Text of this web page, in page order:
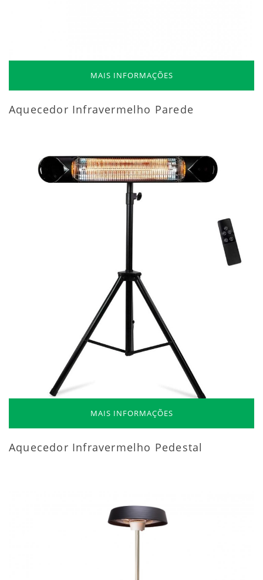
MAIS INFORMAÇÕES
Aquecedor Infravermelho Parede
MAIS INFORMAÇÕES
Aquecedor Infravermelho Pedestal